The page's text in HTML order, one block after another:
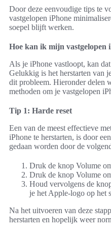
Door deze eenvoudige tips te
vastgelopen iPhone
soepel blijft werken.
Hoe kan ik mijn vastgelopen
Als je iPhone vastloopt, kan
Gelukkig is het herstarten van
dit probleem. Hieronder delen
methoden om je vastgelopen
Tip 1: Harde reset
Een van de meest effectieve
iPhone te herstarten, is door
gedaan worden door de
Druk de knop Volume
Druk de knop Volume
Houd vervolgens de
je het Apple-logo op het
Na het uitvoeren van deze
herstarten en hopelijk weer